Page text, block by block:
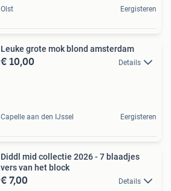
Olst Eergisteren
Leuke grote mok blond amsterdam
€ 10,00 Details
Capelle aan den IJssel Eergisteren
Diddl mid collectie 2026 - 7 blaadjes
vers van het block
€ 7,00 Details